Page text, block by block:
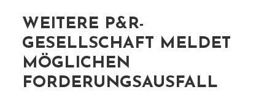
WEITERE P&R-
GESELLSCHAFT MELDET
MÖGLICHEN
FORDERUNGSAUSFALL